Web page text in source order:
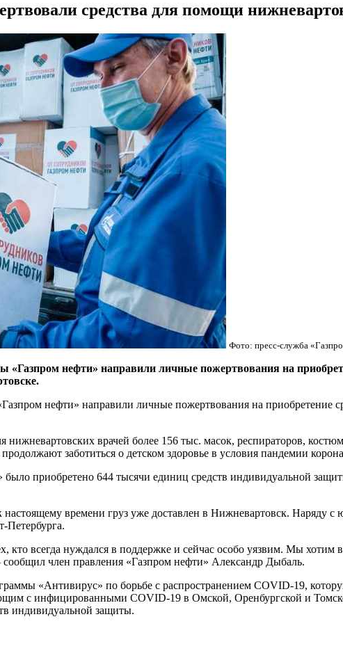
средства для помощи
Фото: пресс-служба
нефти» направили личные пожертвования на
нефти» направили личные пожертвования на приобретение
врачей более 156 тыс. масок, респираторов,
заботиться о детском здоровье в условия пандемии
приобретено 644 тысячи единиц средств индивидуальной
времени груз уже доставлен в Нижневартовск. Наряду
Петербурга.
всегда нуждался в поддержке и сейчас особо уязвим. Мы хотим
член правления «Газпром нефти» Александр Дыбаль.
«Антивирус» по борьбе с распространением COVID-19,
с инфицированными COVID-19 в Омской, Оренбургской и
индивидуальной защиты.